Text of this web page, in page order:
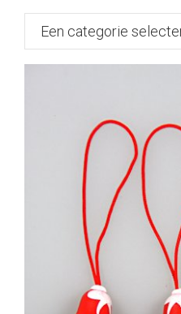
Een
categorie
selecteren